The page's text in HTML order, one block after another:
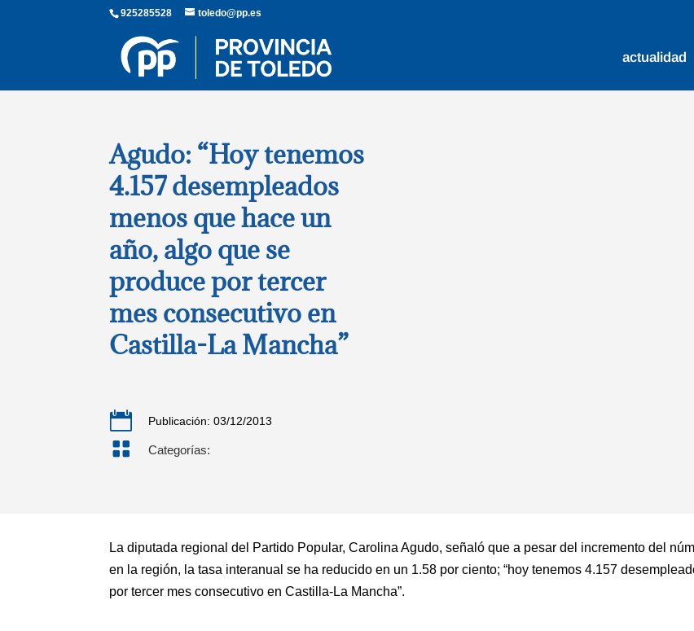
925285528 toledo@pp.es
actualidad
Agudo: “Hoy tenemos
4.157 desempleados
menos que hace un
año, algo que se
produce por tercer
mes consecutivo en
Castilla-La Mancha”
 Publicación: 03/12/2013
 Categorías:
La diputada regional del Partido Popular, Carolina Agudo, señaló que a pesar del incremento del
en la región, la tasa interanual se ha reducido en un 1.58 por ciento; “hoy tenemos 4.157
por tercer mes consecutivo en Castilla-La Mancha”.